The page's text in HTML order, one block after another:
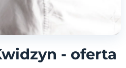
- oferta